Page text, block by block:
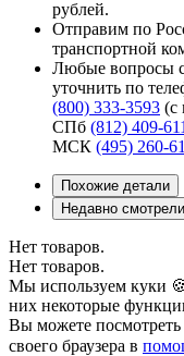
рублей.
Отправим по
транспортной
Любые вопросы
уточнить по
(800) 333-3593 (с
СПб (812) 409-
МСК (495) 260-
Похожие детали
Недавно смотрели
Нет товаров.
Нет товаров.
Мы используем куки
них некоторые
Вы можете
своего браузера в